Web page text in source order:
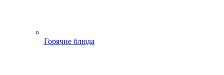
Горячие блюда